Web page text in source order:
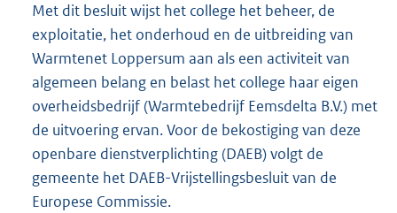
Met dit besluit wijst het college het beheer, de
exploitatie, het onderhoud en de uitbreiding van
Warmtenet Loppersum aan als een activiteit van
algemeen belang en belast het college haar eigen
overheidsbedrijf (Warmtebedrijf Eemsdelta B.V.) met
de uitvoering ervan. Voor de bekostiging van deze
openbare dienstverplichting (DAEB) volgt de
gemeente het DAEB-Vrijstellingsbesluit van de
Europese Commissie.